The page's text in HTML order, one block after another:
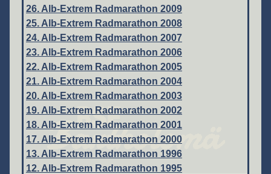
26. Alb-Extrem Radmarathon 2009
25. Alb-Extrem Radmarathon 2008
24. Alb-Extrem Radmarathon 2007
23. Alb-Extrem Radmarathon 2006
22. Alb-Extrem Radmarathon 2005
21. Alb-Extrem Radmarathon 2004
20. Alb-Extrem Radmarathon 2003
19. Alb-Extrem Radmarathon 2002
18. Alb-Extrem Radmarathon 2001
17. Alb-Extrem Radmarathon 2000
13. Alb-Extrem Radmarathon 1996
12. Alb-Extrem Radmarathon 1995